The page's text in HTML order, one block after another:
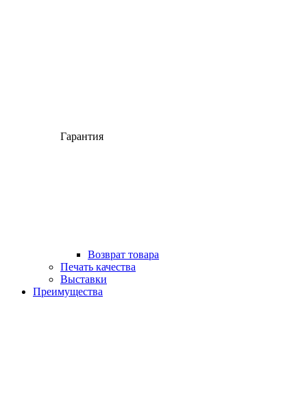
Гарантия
Возврат товара
Печать качества
Выставки
Преимущества